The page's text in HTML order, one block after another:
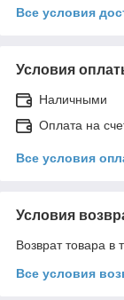
Все условия
Условия
Наличными
Оплата на
Все условия
Условия
Возврат товара в
Все условия